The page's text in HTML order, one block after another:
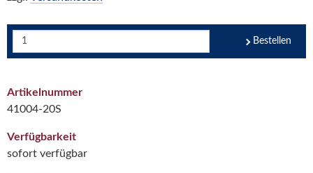
Bestellen
Artikelnummer
41004-20S
Verfügbarkeit
sofort verfügbar